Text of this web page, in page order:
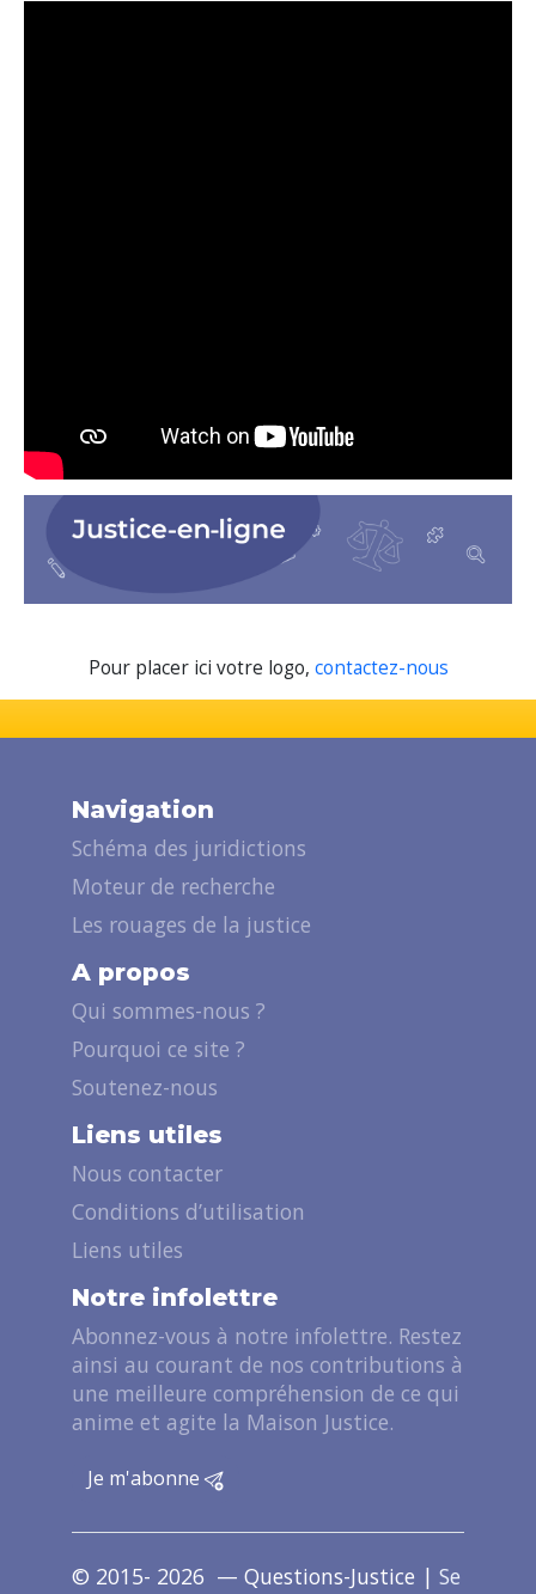
Pour placer ici votre logo, contactez-nous
Navigation
Schéma des juridictions
Moteur de recherche
Les rouages de la justice
A propos
Qui sommes-nous ?
Pourquoi ce site ?
Soutenez-nous
Liens utiles
Nous contacter
Conditions d’utilisation
Liens utiles
Notre infolettre
Abonnez-vous à notre infolettre. Restez
ainsi au courant de nos contributions à
une meilleure compréhension de ce qui
anime et agite la Maison Justice.
Je m'abonne
© 2015- 2026 — Questions-Justice | Se